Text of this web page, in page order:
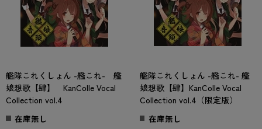
艦隊これくしょん -艦これ- 艦
娘想歌【肆】 KanColle Vocal
Collection vol.4
在庫無し
艦隊これくしょん -艦これ- 艦
娘想歌【肆】KanColle Vocal
Collection vol.4（限定版）
在庫無し